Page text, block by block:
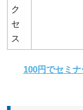
ク
セ
ス
100円でセミ